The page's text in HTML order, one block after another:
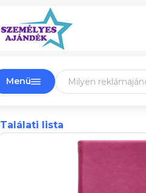
Menü
Találati lista